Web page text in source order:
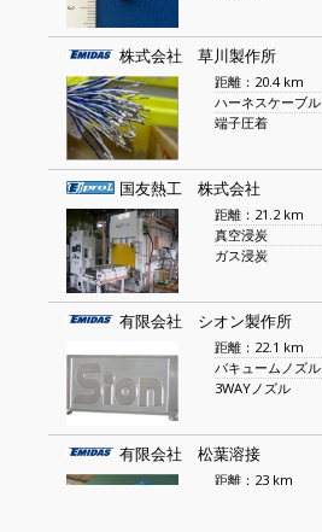
株式会社 草川製作所
距離：20.4 km
ハーネスケーブル
端子圧着
国友熱工 株式会社
距離：21.2 km
真空浸炭
ガス浸炭
有限会社 シオン製作所
距離：22.1 km
バキュームノズル
3WAYノズル
有限会社 松葉溶接
距離：23 km